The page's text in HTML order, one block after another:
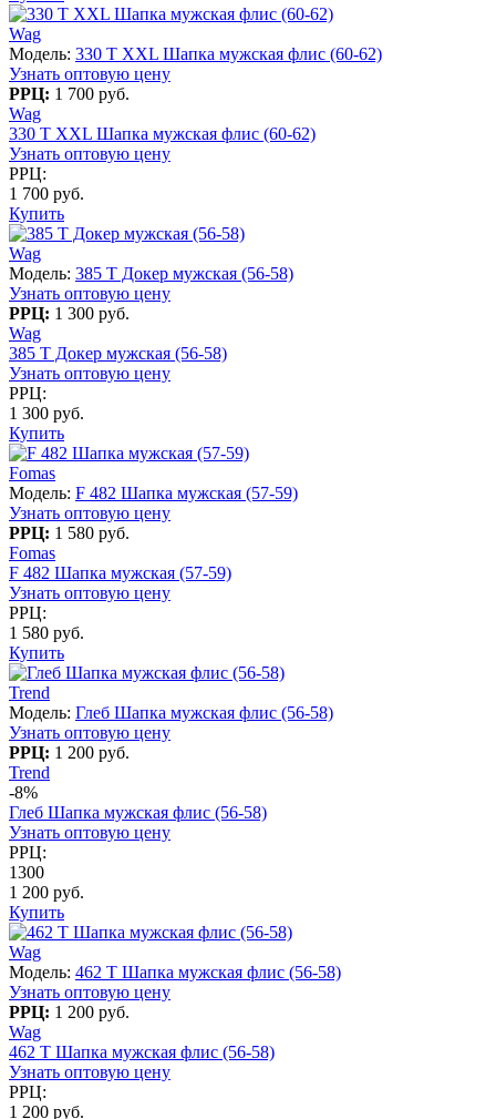
Wag
Модель: 330 T XXL Шапка мужская флис (60-62)
Узнать оптовую цену
РРЦ: 1 700 руб.
Wag
330 T XXL Шапка мужская флис (60-62)
Узнать оптовую цену
РРЦ:
1 700 руб.
Купить
Wag
Модель: 385 T Докер мужская (56-58)
Узнать оптовую цену
РРЦ: 1 300 руб.
Wag
385 T Докер мужская (56-58)
Узнать оптовую цену
РРЦ:
1 300 руб.
Купить
Fomas
Модель: F 482 Шапка мужская (57-59)
Узнать оптовую цену
РРЦ: 1 580 руб.
Fomas
F 482 Шапка мужская (57-59)
Узнать оптовую цену
РРЦ:
1 580 руб.
Купить
Trend
Модель: Глеб Шапка мужская флис (56-58)
Узнать оптовую цену
РРЦ: 1 200 руб.
Trend
-8%
Глеб Шапка мужская флис (56-58)
Узнать оптовую цену
РРЦ:
1300
1 200 руб.
Купить
Wag
Модель: 462 T Шапка мужская флис (56-58)
Узнать оптовую цену
РРЦ: 1 200 руб.
Wag
462 T Шапка мужская флис (56-58)
Узнать оптовую цену
РРЦ:
1 200 руб.